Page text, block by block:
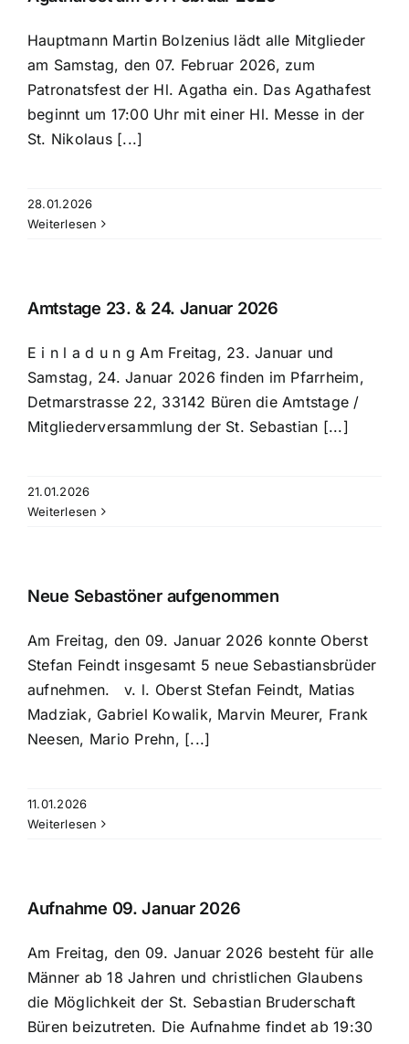
Hauptmann Martin Bolzenius lädt alle Mitglieder
am Samstag, den 07. Februar 2026, zum
Patronatsfest der Hl. Agatha ein. Das Agathafest
beginnt um 17:00 Uhr mit einer Hl. Messe in der
St. Nikolaus [...]
28.01.2026
Weiterlesen
Amtstage 23. & 24. Januar 2026
E i n l a d u n g Am Freitag, 23. Januar und
Samstag, 24. Januar 2026 finden im Pfarrheim,
Detmarstrasse 22, 33142 Büren die Amtstage /
Mitgliederversammlung der St. Sebastian [...]
21.01.2026
Weiterlesen
Neue Sebastöner aufgenommen
Am Freitag, den 09. Januar 2026 konnte Oberst
Stefan Feindt insgesamt 5 neue Sebastiansbrüder
aufnehmen. v. l. Oberst Stefan Feindt, Matias
Madziak, Gabriel Kowalik, Marvin Meurer, Frank
Neesen, Mario Prehn, [...]
11.01.2026
Weiterlesen
Aufnahme 09. Januar 2026
Am Freitag, den 09. Januar 2026 besteht für alle
Männer ab 18 Jahren und christlichen Glaubens
die Möglichkeit der St. Sebastian Bruderschaft
Büren beizutreten. Die Aufnahme findet ab 19:30